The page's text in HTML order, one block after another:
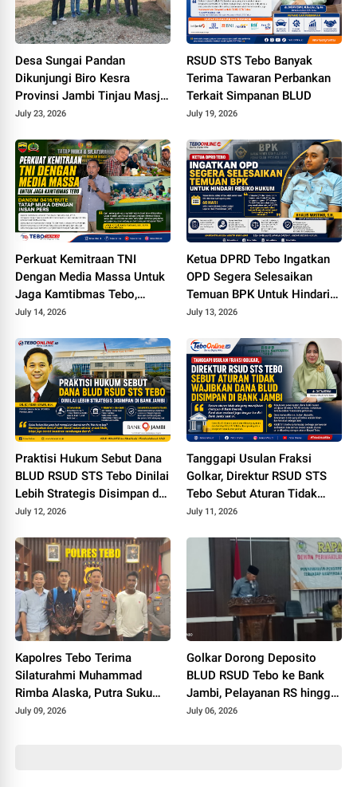
Desa Sungai Pandan
Dikunjungi Biro Kesra
Provinsi Jambi Tinjau Masjid
Muhajirin Desa Sungai
Hibah Pemeliharaan
July 23, 2026
RSUD STS Tebo Banyak
Terima Tawaran Perbankan
Terkait Simpanan BLUD
July 19, 2026
Perkuat Kemitraan TNI
Dengan Media Massa Untuk
Jaga Kamtibmas Tebo,
Dandim 0416/Bute Tatap
July 14, 2026
Ketua DPRD Tebo Ingatkan
OPD Segera Selesaikan
Temuan BPK Untuk Hindari
Resiko Hukum
July 13, 2026
Praktisi Hukum Sebut Dana
BLUD RSUD STS Tebo Dinilai
Lebih Strategis Disimpan di
Bank Jambi
July 12, 2026
Tanggapi Usulan Fraksi
Golkar, Direktur RSUD STS
Tebo Sebut Aturan Tidak
Wajibkan Dana BLUD
July 11, 2026
Kapolres Tebo Terima
Silaturahmi Muhammad
Rimba Alaska, Putra Suku
Anak Dalam yang Lulus
July 09, 2026
Golkar Dorong Deposito
BLUD RSUD Tebo ke Bank
Jambi, Pelayanan RS hingga
Jalan Perintis Jadi Sorotan
July 06, 2026